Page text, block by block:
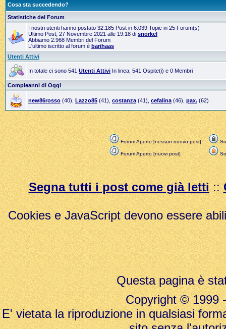
Cosa sta succedendo?
Statistiche del Forum
I nostri utenti hanno postato 32.185 Post in 6.039 Topic in 25 Forum(s)
Ultimo Post; 27 Novembre 2021 alle 19:18 di snorkel
Abbiamo 2.968 Membri del Forum
L'ultimo iscritto al forum è barihaas
Utenti Attivi
In totale ci sono 541 Utenti Attivi In linea, 541 Ospite(i) e 0 Membri
Compleanni di Oggi
new86rosso (40), Lazzo85 (41), costanza (41), cefalina (46), pax. (62)
Forum Aperto [nessun nuovo post]
Forum Aperto [nuovi post]
Segna tutti i post come già letti::
Cookies e JavaScript devono essere
Questa pagina è
Copyright © 1999
E' vietata la riproduzione in qualsiasi